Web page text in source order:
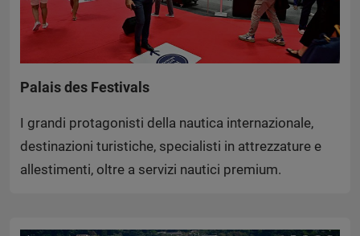
Palais des Festivals
I grandi protagonisti della nautica internazionale,
destinazioni turistiche, specialisti in attrezzature e
allestimenti, oltre a servizi nautici premium.